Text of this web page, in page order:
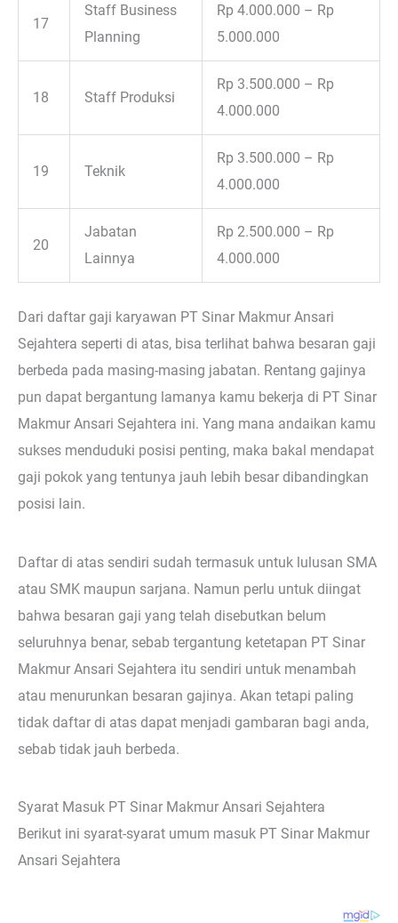
17
Staff Business
Planning
Rp 4.000.000 – Rp
5.000.000
18 Staff Produksi
Rp 3.500.000 – Rp
4.000.000
19 Teknik
Rp 3.500.000 – Rp
4.000.000
20
Jabatan
Lainnya
Rp 2.500.000 – Rp
4.000.000
Dari daftar gaji karyawan PT Sinar Makmur Ansari
Sejahtera seperti di atas, bisa terlihat bahwa besaran gaji
berbeda pada masing-masing jabatan. Rentang gajinya
pun dapat bergantung lamanya kamu bekerja di PT Sinar
Makmur Ansari Sejahtera ini. Yang mana andaikan kamu
sukses menduduki posisi penting, maka bakal mendapat
gaji pokok yang tentunya jauh lebih besar dibandingkan
posisi lain.
Daftar di atas sendiri sudah termasuk untuk lulusan SMA
atau SMK maupun sarjana. Namun perlu untuk diingat
bahwa besaran gaji yang telah disebutkan belum
seluruhnya benar, sebab tergantung ketetapan PT Sinar
Makmur Ansari Sejahtera itu sendiri untuk menambah
atau menurunkan besaran gajinya. Akan tetapi paling
tidak daftar di atas dapat menjadi gambaran bagi anda,
sebab tidak jauh berbeda.
Syarat Masuk PT Sinar Makmur Ansari Sejahtera
Berikut ini syarat-syarat umum masuk PT Sinar Makmur
Ansari Sejahtera